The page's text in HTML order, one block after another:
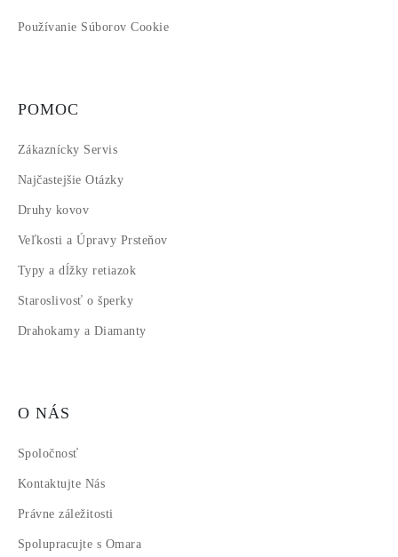
Používanie Súborov Cookie
POMOC
Zákaznícky Servis
Najčastejšie Otázky
Druhy kovov
Veľkosti a Úpravy Prsteňov
Typy a dĺžky retiazok
Staroslivosť o šperky
Drahokamy a Diamanty
O NÁS
Spoločnosť
Kontaktujte Nás
Právne záležitosti
Spolupracujte s Omara